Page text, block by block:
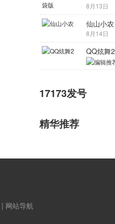
8月13日
仙山小农
8月14日
QQ炫舞2
17173发号
精华推荐
| 网站导航